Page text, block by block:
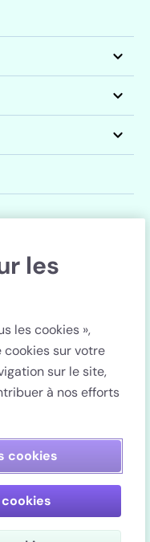
: 51990.
les
les cookies »,
sur votre
sur le site,
à nos efforts
cookies